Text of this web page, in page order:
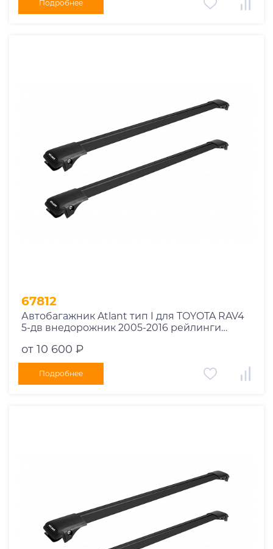
Подробнее
67812
Автобагажник Atlant тип I для TOYOTA RAV4
5-дв внедорожник 2005-2016 рейлинги
от 10 600 ₽
Подробнее